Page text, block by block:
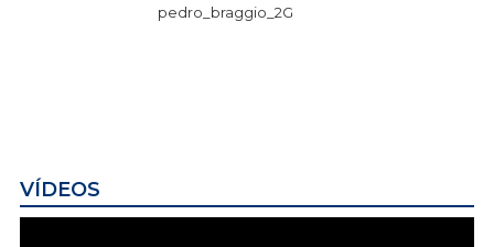
pedro_braggio_2G
VÍDEOS